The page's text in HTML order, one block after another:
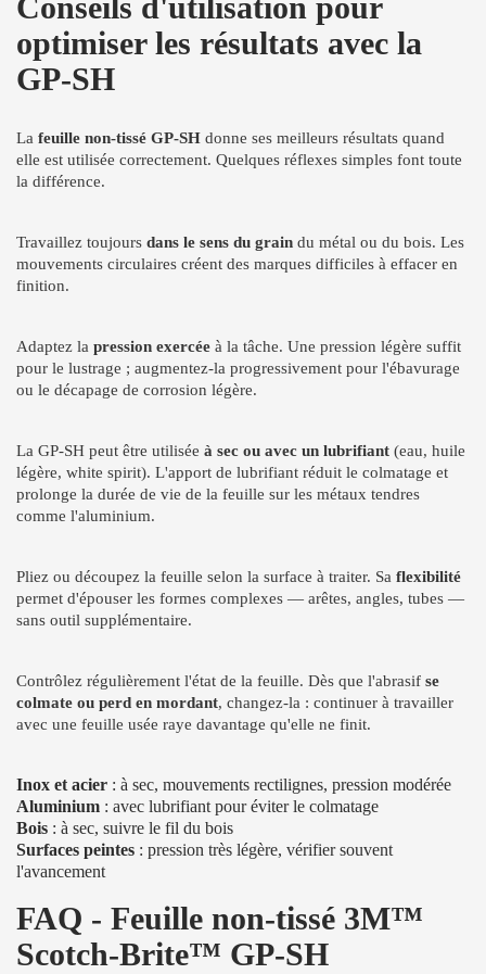
optimiser les résultats avec la
GP-SH
La feuille non-tissé GP-SH donne ses meilleurs résultats quand
elle est utilisée correctement. Quelques réflexes simples font toute
la différence.
Travaillez toujours dans le sens du grain du métal ou du bois. Les
mouvements circulaires créent des marques difficiles à effacer en
finition.
Adaptez la pression exercée à la tâche. Une pression légère suffit
pour le lustrage ; augmentez-la progressivement pour l'ébavurage
ou le décapage de corrosion légère.
La GP-SH peut être utilisée à sec ou avec un lubrifiant (eau, huile
légère, white spirit). L'apport de lubrifiant réduit le colmatage et
prolonge la durée de vie de la feuille sur les métaux tendres
comme l'aluminium.
Pliez ou découpez la feuille selon la surface à traiter. Sa flexibilité
permet d'épouser les formes complexes — arêtes, angles, tubes —
sans outil supplémentaire.
Contrôlez régulièrement l'état de la feuille. Dès que l'abrasif se
colmate ou perd en mordant, changez-la : continuer à travailler
avec une feuille usée raye davantage qu'elle ne finit.
Inox et acier : à sec, mouvements rectilignes, pression modérée
Aluminium : avec lubrifiant pour éviter le colmatage
Bois : à sec, suivre le fil du bois
Surfaces peintes : pression très légère, vérifier souvent
l'avancement
FAQ - Feuille non-tissé 3M™
Scotch-Brite™ GP-SH